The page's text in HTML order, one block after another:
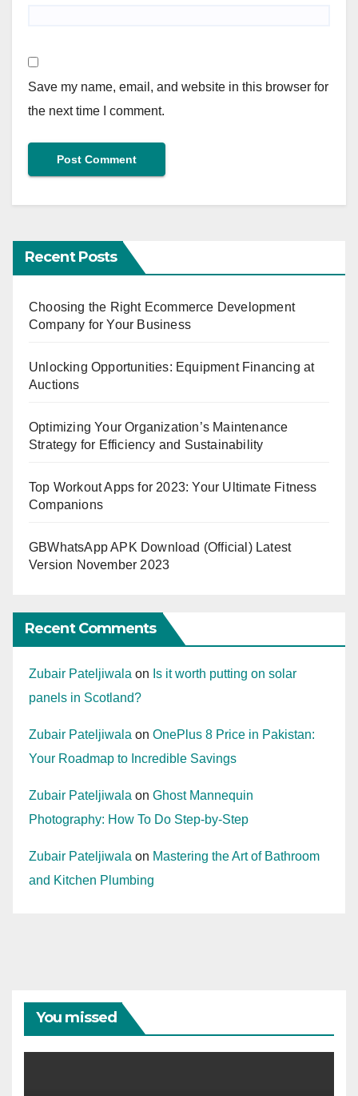
Save my name, email, and website in this browser for
the next time I comment.
Recent Posts
Choosing the Right Ecommerce Development
Company for Your Business
Unlocking Opportunities: Equipment Financing at
Auctions
Optimizing Your Organization’s Maintenance
Strategy for Efficiency and Sustainability
Top Workout Apps for 2023: Your Ultimate Fitness
Companions
GBWhatsApp APK Download (Official) Latest
Version November 2023
Recent Comments
Zubair Pateljiwala on Is it worth putting on solar
panels in Scotland?
Zubair Pateljiwala on OnePlus 8 Price in Pakistan:
Your Roadmap to Incredible Savings
Zubair Pateljiwala on Ghost Mannequin
Photography: How To Do Step-by-Step
Zubair Pateljiwala on Mastering the Art of Bathroom
and Kitchen Plumbing
You missed